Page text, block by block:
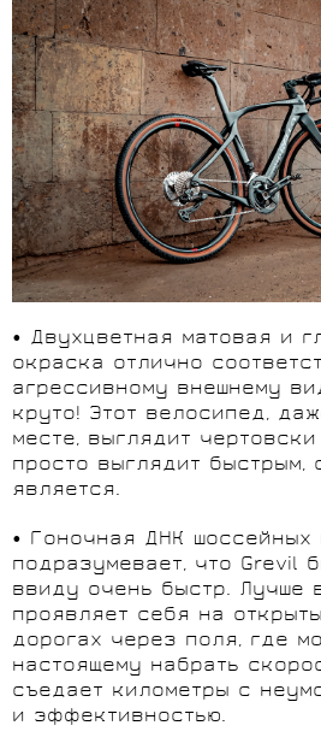
• Двухцветная матовая и
окраска отлично
агрессивному внешнему
круто! Этот велосипед,
месте, выглядит
просто выглядит быстрым,
является.
• Гоночная ДНК шоссейных
подразумевает, что Grevil
ввиду очень быстр. Лучше
проявляет себя на
дорогах через поля, где
настоящему набрать
съедает километры с
и эффективностью.